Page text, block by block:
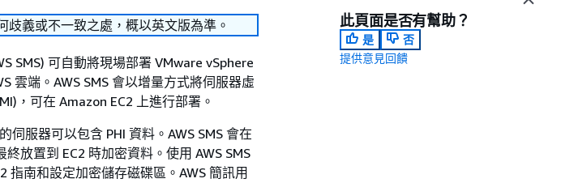
義或不一致之處，概以英文版為準。
SMS) 可自動將現場部署 VMware vSphere
雲端。AWS SMS 會以增量方式將伺服器虛
，可在 Amazon EC2 上進行部署。
伺服器可以包含 PHI 資料。AWS SMS 會在
放置到 EC2 時加密資料。使用 AWS SMS
指南和設定加密儲存磁碟區。AWS 簡訊用
此頁面是否有幫助？
是
否
提供意見回饋